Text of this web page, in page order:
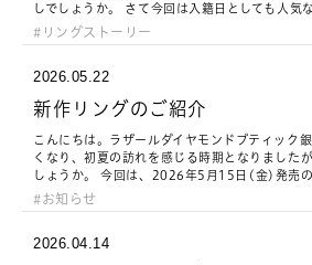
しでしょうか。 さて今回は入籍日としても人気
リングストーリー
2026.05.22
新作リングのご紹介
こんにちは。ラザールダイヤモンドブティック
くなり、初夏の訪れを感じる時期となりました
しょうか。 今回は、2026年5月15日(金)発売
お知らせ
2026.04.14